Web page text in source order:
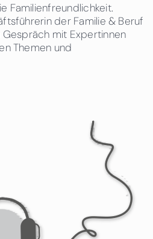
Familienfreundlichkeit.
der Familie & Beruf
mit Expertinnen
Themen und